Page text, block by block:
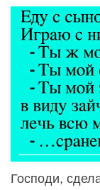
Господи,